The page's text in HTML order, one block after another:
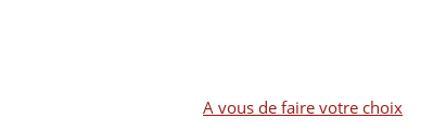
A vous de faire votre choix